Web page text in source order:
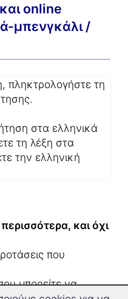
online
μπενγκάλι /
πληκτρολογήστε τη
στα ελληνικά
τη λέξη στα
την ελληνική
και όχι
που
μπορείτε να